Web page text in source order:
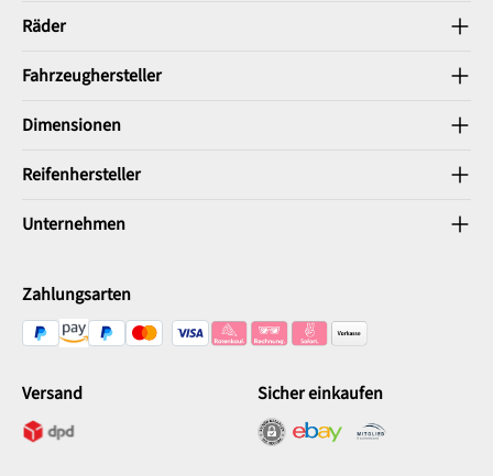
Räder
Fahrzeughersteller
Dimensionen
Reifenhersteller
Unternehmen
Zahlungsarten
Versand Sicher einkaufen